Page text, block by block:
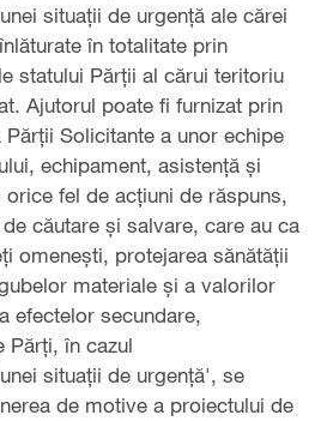
situații de urgență ale cărei
în totalitate prin
statului Părții al cărui teritoriu
Ajutorul poate fi furnizat prin
Solicitante a unor echipe
echipament, asistență și
fel de acțiuni de răspuns,
căutare și salvare, care au ca
omenești, protejarea sănătății
materiale și a valorilor
efectelor secundare,
Părți, în cazul
situații de urgență', se
de motive a proiectului de